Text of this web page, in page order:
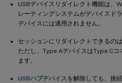
USBデバイスリダイレクト機能は、
レーティングシステムがデバイスド
デバイスには適用されません。
セッションにリダイレクトできるの
ただし、Type AデバイスはType C
ます。
USBハブデバイスを解除しても、接